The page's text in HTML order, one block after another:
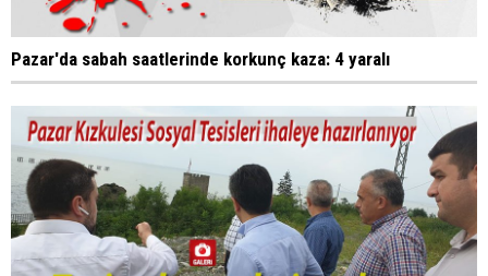
Pazar'da sabah saatlerinde korkunç kaza: 4 yaralı